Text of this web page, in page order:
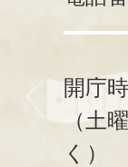
開庁
（土
く）